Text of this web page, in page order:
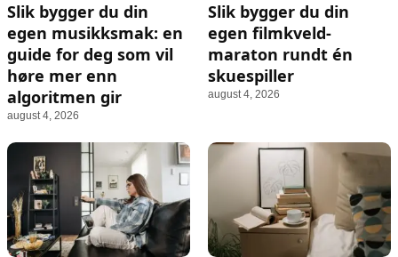
Slik bygger du din
egen musikksmak: en
guide for deg som vil
høre mer enn
algoritmen gir
august 4, 2026
Slik bygger du din
egen filmkveld-
maraton rundt én
skuespiller
august 4, 2026